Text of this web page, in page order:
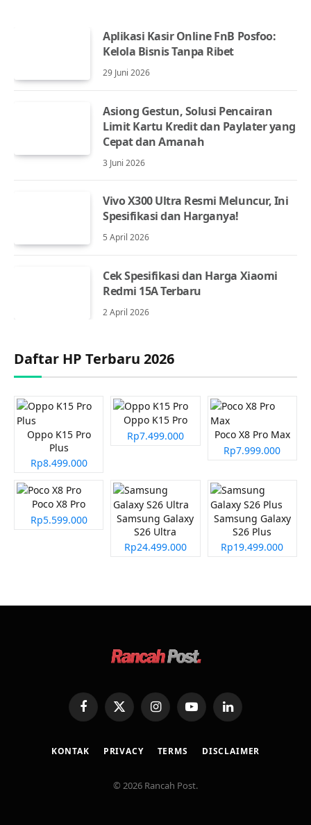
Aplikasi Kasir Online FnB Posfoo:
Kelola Bisnis Tanpa Ribet
29 Juni 2026
Asiong Gestun, Solusi Pencairan
Limit Kartu Kredit dan Paylater yang
Cepat dan Amanah
3 Juni 2026
Vivo X300 Ultra Resmi Meluncur, Ini
Spesifikasi dan Harganya!
5 April 2026
Cek Spesifikasi dan Harga Xiaomi
Redmi 15A Terbaru
2 April 2026
Daftar HP Terbaru 2026
Oppo K15 Pro
Plus
Rp8.499.000
Oppo K15 Pro
Rp7.499.000
Poco X8 Pro Max
Rp7.999.000
Poco X8 Pro
Rp5.599.000
Samsung Galaxy
S26 Ultra
Rp24.499.000
Samsung Galaxy
S26 Plus
Rp19.499.000
FacebookX
(Twitter)
InstagramYouTubeLinkedIn
KONTAK PRIVACY TERMS DISCLAIMER
© 2026 Rancah Post.